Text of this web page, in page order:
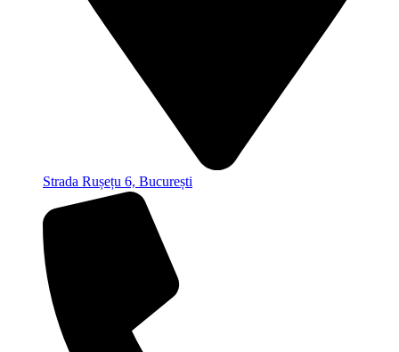
Strada Rușețu 6, București